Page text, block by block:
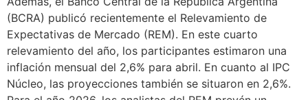
(BCRA) publicó recientemente el Relevamiento de
Expectativas de Mercado (REM). En este cuarto
relevamiento del año, los participantes estimaron una
inflación mensual del 2,6% para abril. En cuanto al IPC
Núcleo, las proyecciones también se situaron en 2,6%.